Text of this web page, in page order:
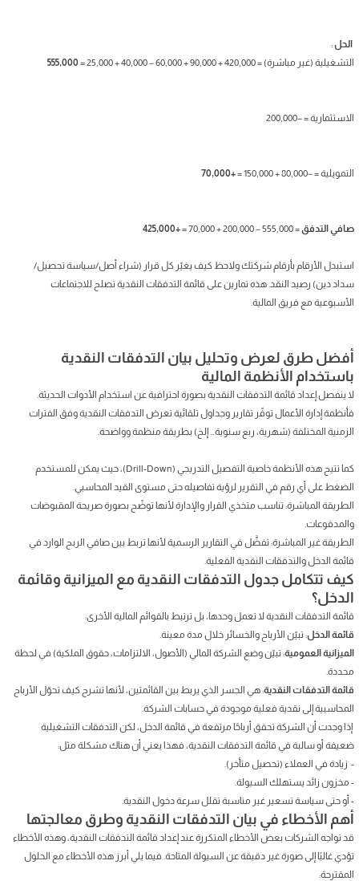
الحل:
التشغيلية (غير مباشرة) = 420,000 + 90,000 + 60,000 − 40,000 + 25,000 =
555,000
الاستثمارية = −200,000
التمويلية = −80,000 + 150,000 = +70,000
صافي التدفق= 555,000 − 200,000 + 70,000 =
+425,000
استبدل الأرقام بأرقام شركتك ولاحظ كيف يغيّر كل قرار (شراء أصل/سياسة تحصيل/
سداد دين) رصيد النقد. هذه تمارين على قائمة التدفقات النقدية تصلح للاجتماعات
الأسبوعية مع فريق المالية.
أفضل طرق لعرض وتحليل بيان التدفقات النقدية
باستخدام الأنظمة المالية
لا ينفصل إعداد قائمة التدفقات النقدية بصورة احترافية عن استخدام الأدوات الحديثة.
فأنظمة إدارة الأعمال توفّر تقارير وجداول تلقائية تعرض التدفقات النقدية وفق الفترات
الزمنية المختلفة (شهرية، ربع سنوية… إلخ) بطريقة منظمة وواضحة.
كما تتيح هذه الأنظمة خاصية التفصيل التدريجي (Drill-Down)، حيث يمكن للمستخدم
الضغط على أي رقم في التقرير لرؤية تفاصيله حتى مستوى القيد المحاسبي.
الطريقة المباشرة: تناسب متخذي القرار والإدارة لأنها توضّح بصورة صريحة المقبوضات
والمدفوعات.
الطريقة غير المباشرة: تفضَّل في التقارير الرسمية لأنها تربط بين صافي الربح الوارد في
قائمة الدخل والتدفقات النقدية الفعلية.
كيف تتكامل جدول التدفقات النقدية مع الميزانية وقائمة
الدخل؟
قائمة التدفقات النقدية لا تعمل وحدها، بل ترتبط بالقوائم المالية الأخرى:
قائمة الدخل: تبيّن الأرباح والخسائر خلال مدة معينة.
الميزانية العمومية: تبيّن وضع الشركة المالي (الأصول، الالتزامات، حقوق الملكية) في لحظة
محددة.
قائمة التدفقات النقدية: هي الجسر الذي يربط بين القائمتين، لأنها تشرح كيف تحوّل الأرباح
المحاسبية إلى نقدية فعلية موجودة في حسابات الشركة.
إذا وجدت أن الشركة تحقق أرباحًا مرتفعة في قائمة الدخل، لكن التدفقات التشغيلية
ضعيفة أو سالبة في قائمة التدفقات النقدية، فهذا يعني أن هناك مشكلة مثل:
- زيادة في العملاء (تحصيل متأخر).
- مخزون زائد يستهلك السيولة.
- أو حتى سياسة تسعير غير مناسبة تقلل سرعة دخول النقدية.
أهم الأخطاء في بيان التدفقات النقدية وطرق معالجتها
قد تواجه الشركات بعض الأخطاء المتكررة عند إعداد قائمة التدفقات النقدية، وهذه الأخطاء
تؤدي غالبًا إلى صورة غير دقيقة عن السيولة المتاحة. فيما يلي أبرز هذه الأخطاء مع الحلول
المقترحة: